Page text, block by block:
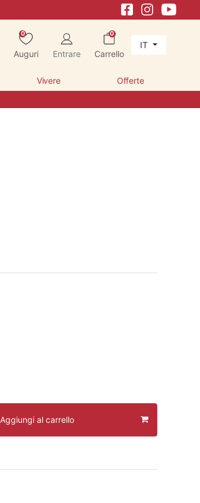
0
Auguri Entrare
0
Carrello
IT
Vivere Offerte
Aggiungi al carrello